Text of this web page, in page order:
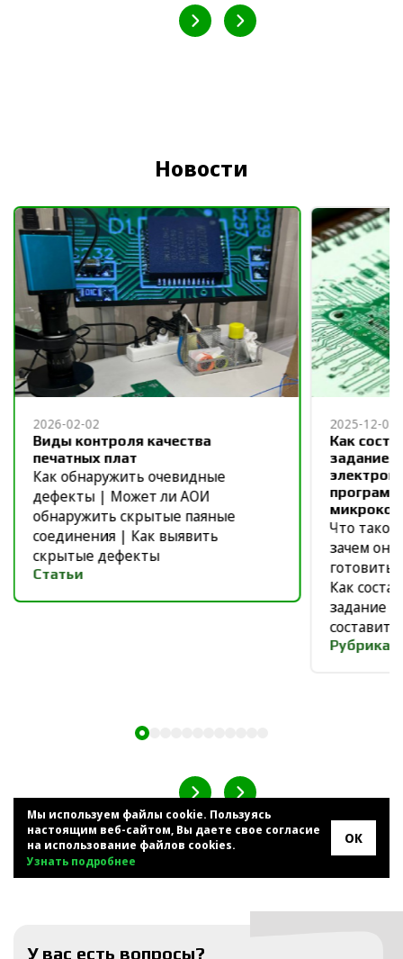
Новости
ВСЕ НОВОСТИ
2026-02-02
Виды контроля качества
печатных плат
Как обнаружить очевидные
дефекты | Может ли АОИ
обнаружить скрытые паяные
соединения | Как выявить
скрытые дефекты
Статьи
2025-12-08
Как
задание
Что такое
зачем
готовить
Как
задание
Рубрика
У вас есть вопросы?
Мы используем файлы cookie. Пользуясь
настоящим веб-сайтом, Вы даете свое согласие
на использование файлов cookies.
Узнать подробнее
ОК